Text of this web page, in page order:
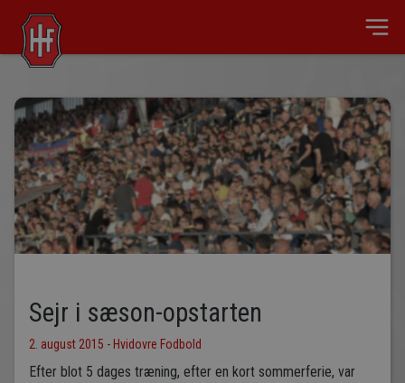
Sejr i sæson-opstarten
2. august 2015 - Hvidovre Fodbold
Efter blot 5 dages træning, efter en kort sommerferie, var